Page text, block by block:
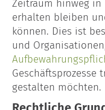
Zeitraum hinweg in
erhalten bleiben
können. Dies ist
und
Geschäftsprozesse
gestalten möchten.